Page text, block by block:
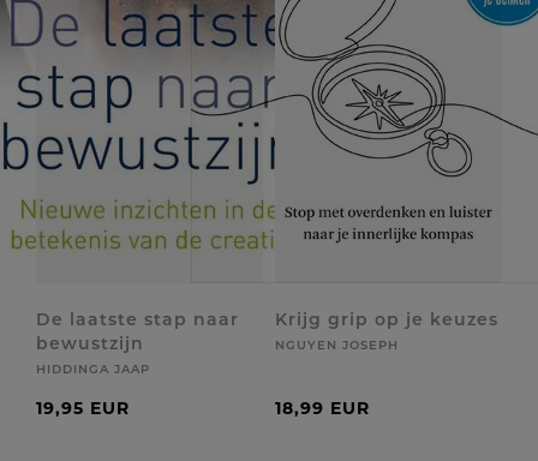
De laatste stap naar
bewustzijn
HIDDINGA JAAP
19,95 EUR
Krijg grip op je keuzes
NGUYEN JOSEPH
18,99 EUR